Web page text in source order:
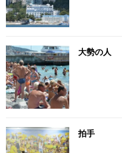
大勢の人
拍手